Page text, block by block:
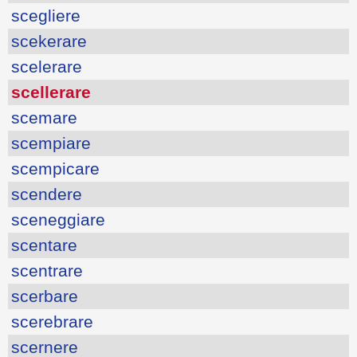
scegliere
scekerare
scelerare
scellerare
scemare
scempiare
scempicare
scendere
sceneggiare
scentare
scentrare
scerbare
scerebrare
scernere